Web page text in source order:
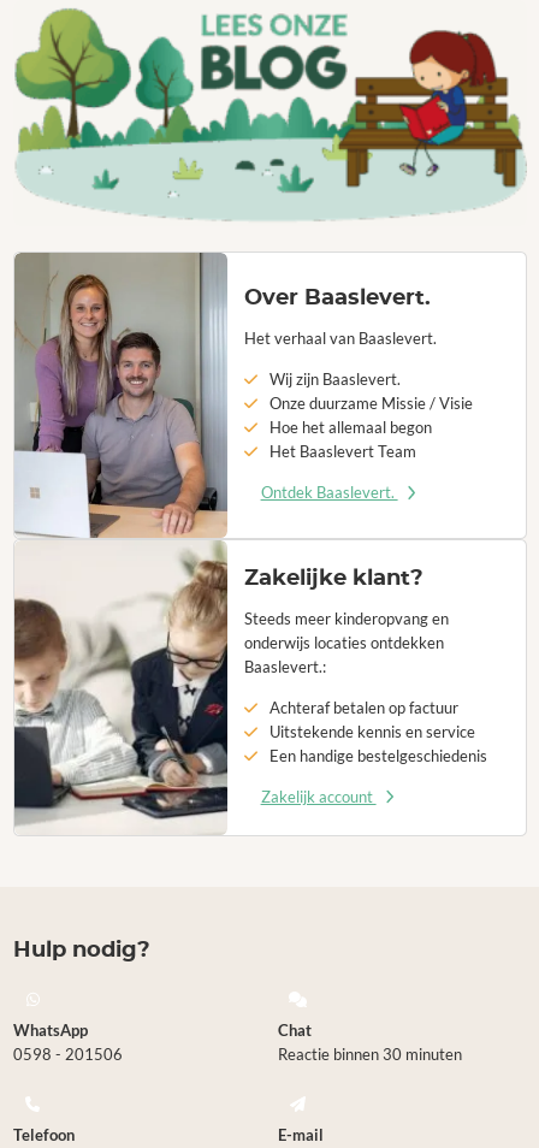
Over Baaslevert.
Het verhaal van Baaslevert.
Wij zijn Baaslevert.
Onze duurzame Missie / Visie
Hoe het allemaal begon
Het Baaslevert Team
Ontdek Baaslevert.
Zakelijke klant?
Steeds meer kinderopvang en
onderwijs locaties ontdekken
Baaslevert.:
Achteraf betalen op factuur
Uitstekende kennis en service
Een handige bestelgeschiedenis
Zakelijk account
Hulp nodig?
WhatsApp
0598 - 201506
Chat
Reactie binnen 30 minuten
Telefoon
E-mail